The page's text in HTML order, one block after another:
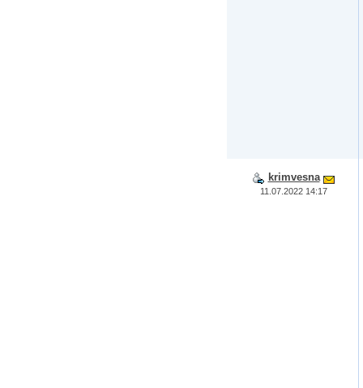
krimvesna
11.07.2022 14:17